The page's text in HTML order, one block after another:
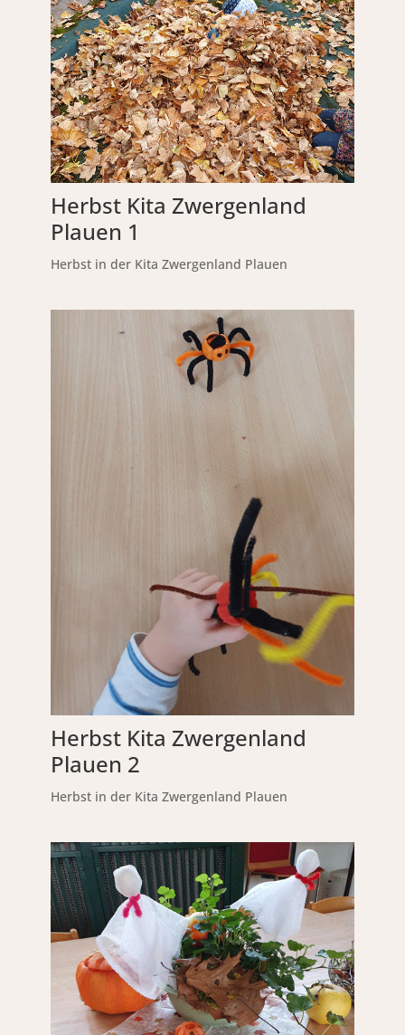
Herbst Kita Zwergenland
Plauen 1
Herbst in der Kita Zwergenland Plauen
Herbst Kita Zwergenland
Plauen 2
Herbst in der Kita Zwergenland Plauen